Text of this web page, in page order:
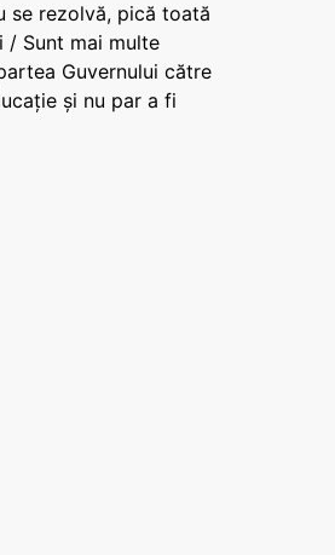
se rezolvă, pică toată
/ Sunt mai multe
Guvernului către
și nu par a fi